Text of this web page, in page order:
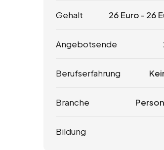
Gehalt 26 Euro - 26
Angebotsende
Berufserfahrung
Branche
Bildung